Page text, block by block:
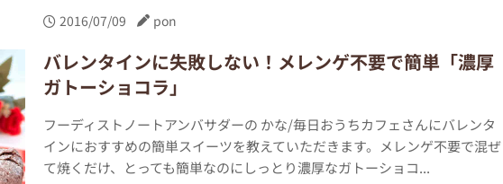
2016/07/09 pon
バレンタインに失敗しない！メレンゲ不要で簡単「濃厚
ガトーショコラ」
フーディストノートアンバサダーの かな/毎日おうちカフェさんにバレンタ
インにおすすめの簡単スイーツを教えていただきます。メレンゲ不要で混ぜ
て焼くだけ、とっても簡単なのにしっとり濃厚なガトーショコ...